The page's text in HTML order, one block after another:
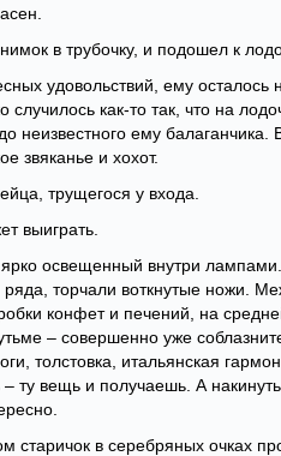
в трубочку, и подошел к
удовольствий, ему осталось
как-то так, что на
неизвестного ему балаганчика.
звяканье и хохот.
трущегося у входа.
выиграть.
освещенный внутри
торчали воткнутые ножи.
конфет и печений, на
– совершенно уже
толстовка, итальянская
ту вещь и получаешь. А
старичок в серебряных очках